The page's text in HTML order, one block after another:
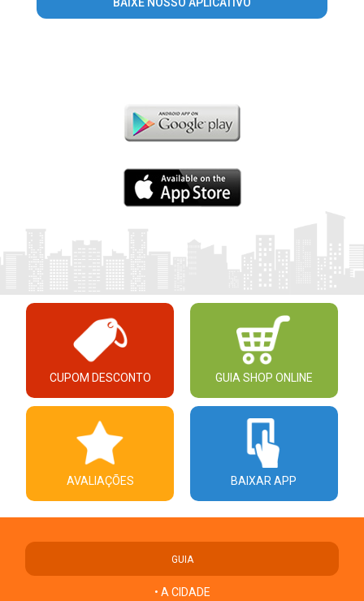
CUPOM DESCONTO GUIA SHOP ONLINE
AVALIAÇÕES BAIXAR APP
GUIA
• A CIDADE